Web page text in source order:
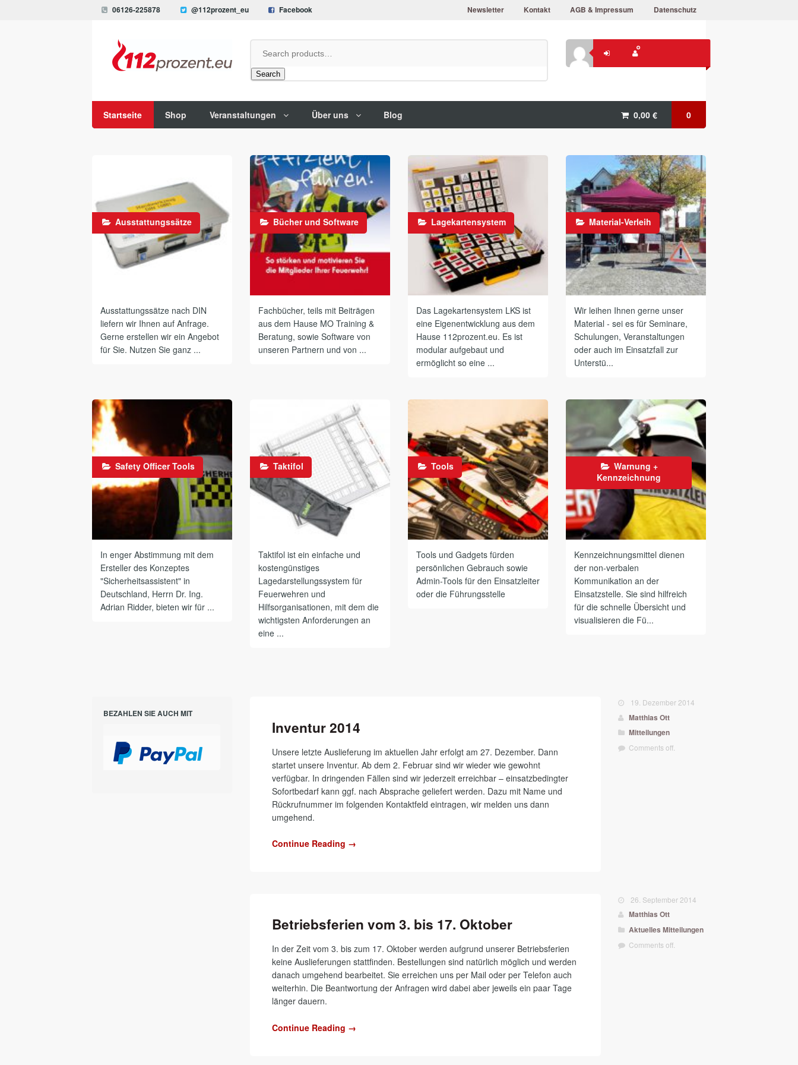
06126-225878 @112prozent_eu Facebook Newsletter Kontakt AGB & Impressum Datenschutz
Search
0,00 € 0
Startseite Shop Veranstaltungen Über uns Blog
Ausstattungssätze
Ausstattungssätze nach DIN
liefern wir Ihnen auf Anfrage.
Gerne erstellen wir ein Angebot
für Sie. Nutzen Sie ganz ...
Bücher und Software
Fachbücher, teils mit Beiträgen
aus dem Hause MO Training &
Beratung, sowie Software von
unseren Partnern und von ...
Lagekartensystem
Das Lagekartensystem LKS ist
eine Eigenentwicklung aus dem
Hause 112prozent.eu. Es ist
modular aufgebaut und
ermöglicht so eine ...
Material-Verleih
Wir leihen Ihnen gerne unser
Material - sei es für Seminare,
Schulungen, Veranstaltungen
oder auch im Einsatzfall zur
Unterstü...
Safety Officer Tools
In enger Abstimmung mit dem
Ersteller des Konzeptes
"Sicherheitsassistent" in
Deutschland, Herrn Dr. Ing.
Adrian Ridder, bieten wir für ...
Taktifol
Taktifol ist ein einfache und
kostengünstiges
Lagedarstellungssystem für
Feuerwehren und
Hilfsorganisationen, mit dem die
wichtigsten Anforderungen an
eine ...
Tools
Tools und Gadgets fürden
persönlichen Gebrauch sowie
Admin-Tools für den Einsatzleiter
oder die Führungsstelle
Warnung +
Kennzeichnung
Kennzeichnungsmittel dienen
der non-verbalen
Kommunikation an der
Einsatzstelle. Sie sind hilfreich
für die schnelle Übersicht und
visualisieren die Fü...
Inventur 2014
Unsere letzte Auslieferung im aktuellen Jahr erfolgt am 27. Dezember. Dann
startet unsere Inventur. Ab dem 2. Februar sind wir wieder wie gewohnt
verfügbar. In dringenden Fällen sind wir jederzeit erreichbar – einsatzbedingter
Sofortbedarf kann ggf. nach Absprache geliefert werden. Dazu mit Name und
Rückrufnummer im folgenden Kontaktfeld eintragen, wir melden uns dann
umgehend.
Continue Reading →
19. Dezember 2014
Matthias Ott
Mitteilungen
Comments off.
Betriebsferien vom 3. bis 17. Oktober
In der Zeit vom 3. bis zum 17. Oktober werden aufgrund unserer Betriebsferien
keine Auslieferungen stattfinden. Bestellungen sind natürlich möglich und werden
danach umgehend bearbeitet. Sie erreichen uns per Mail oder per Telefon auch
weiterhin. Die Beantwortung der Anfragen wird dabei aber jeweils ein paar Tage
länger dauern.
Continue Reading →
26. September 2014
Matthias Ott
Aktuelles Mitteilungen
Comments off.
BEZAHLEN SIE AUCH MIT